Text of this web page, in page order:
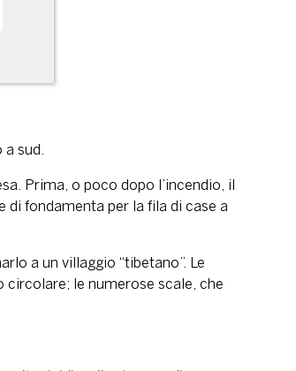
a sud.
Prima, o poco dopo l’incendio, il
di fondamenta per la fila di case a
a un villaggio “tibetano”. Le
circolare; le numerose scale, che